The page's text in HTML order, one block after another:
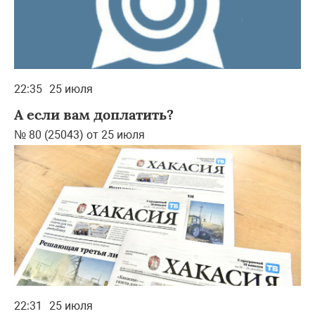
22:35 25 июля
А если вам доплатить?
№ 80 (25043) от 25 июля
22:31 25 июля